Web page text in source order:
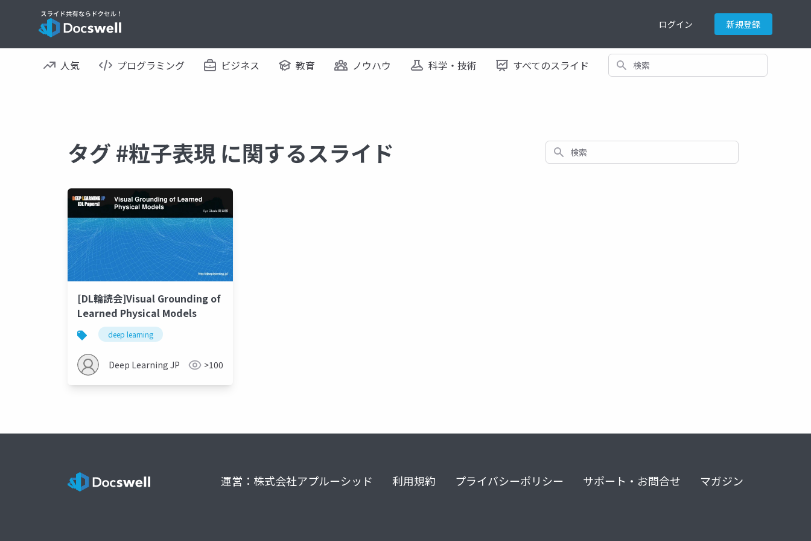
ログイン 新規登録
人気 プログラミング ビジネス 教育 ノウハウ 科学・技術 すべてのスライド 検索
タグ #粒子表現 に関するスライド 検索
[DL輪読会]Visual Grounding of
Learned Physical Models
deep learning
Deep Learning JP >100
運営：株式会社アプルーシッド 利用規約 プライバシーポリシー サポート・お問合せ マガジン